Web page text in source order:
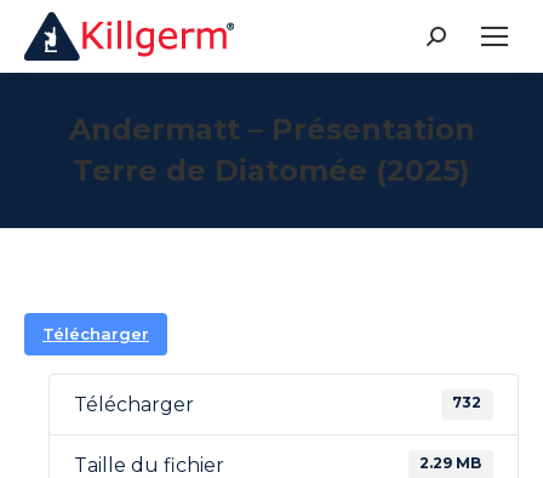
Recherche
:
Andermatt – Présentation
Terre de Diatomée (2025)
Télécharger
Télécharger 732
Taille du fichier 2.29 MB